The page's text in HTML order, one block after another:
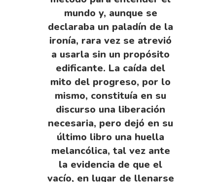
mundo y, aunque se
declaraba un paladín de la
ironía, rara vez se atrevió
a usarla sin un propósito
edificante. La caída del
mito del progreso, por lo
mismo, constituía en su
discurso una liberación
necesaria, pero dejó en su
último libro una huella
melancólica, tal vez ante
la evidencia de que el
vacío, en lugar de llenarse